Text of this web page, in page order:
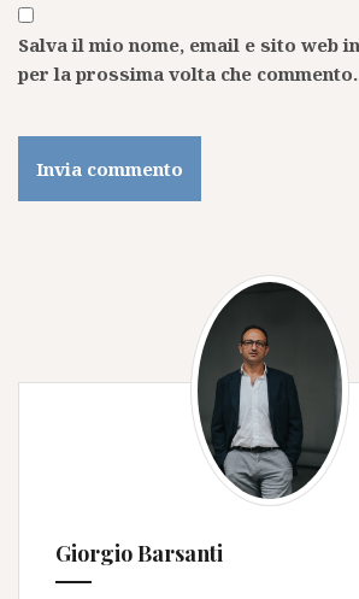
Salva il mio nome, email e sito web
per la prossima volta che commento.
Giorgio Barsanti